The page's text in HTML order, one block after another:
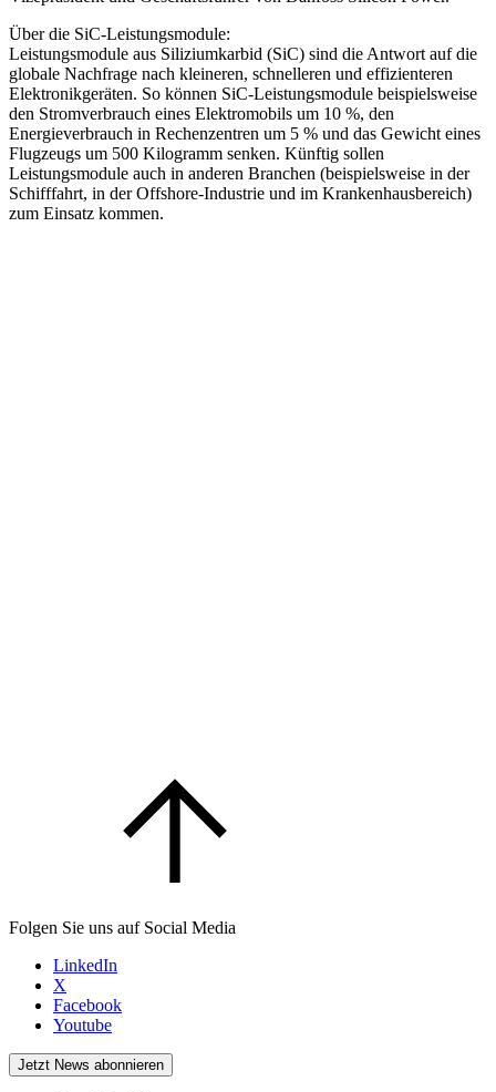
Über die SiC-Leistungsmodule:
Leistungsmodule aus Siliziumkarbid (SiC) sind die Antwort auf die
globale Nachfrage nach kleineren, schnelleren und effizienteren
Elektronikgeräten. So können SiC-Leistungsmodule beispielsweise
den Stromverbrauch eines Elektromobils um 10 %, den
Energieverbrauch in Rechenzentren um 5 % und das Gewicht eines
Flugzeugs um 500 Kilogramm senken. Künftig sollen
Leistungsmodule auch in anderen Branchen (beispielsweise in der
Schifffahrt, in der Offshore-Industrie und im Krankenhausbereich)
zum Einsatz kommen.
Folgen Sie uns auf Social Media
LinkedIn
X
Facebook
Youtube
Jetzt News abonnieren